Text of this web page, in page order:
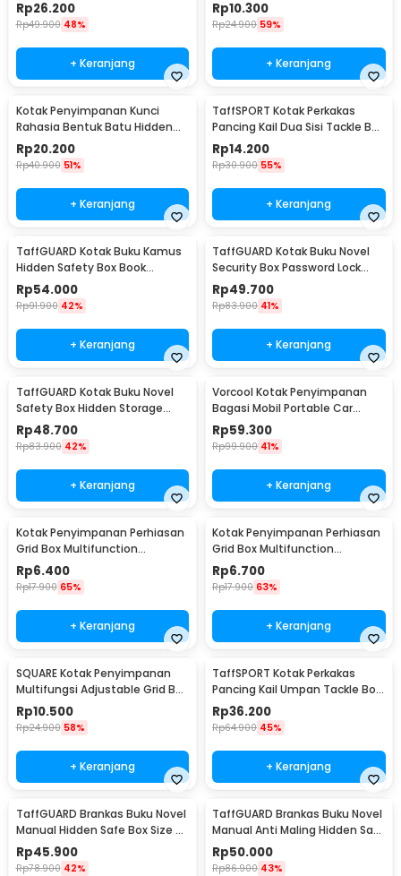
Rp26.200
Rp49.900 48%
+ Keranjang
Rp10.300
Rp24.900 59%
+ Keranjang
Kotak Penyimpanan Kunci
Rahasia Bentuk Batu Hidden
Key Box - B0521
Rp20.200
Rp40.900 51%
+ Keranjang
TaffSPORT Kotak Perkakas
Pancing Kail Dua Sisi Tackle Box
14 Grid - LX01
Rp14.200
Rp30.900 55%
+ Keranjang
TaffGUARD Kotak Buku Kamus
Hidden Safety Box Book
Password Lock Size S - KB-10P
Rp54.000
Rp91.900 42%
+ Keranjang
TaffGUARD Kotak Buku Novel
Security Box Password Lock
Size S - KB-20P
Rp49.700
Rp83.900 41%
+ Keranjang
TaffGUARD Kotak Buku Novel
Safety Box Hidden Storage
Password Lock - KB-30P
Rp48.700
Rp83.900 42%
+ Keranjang
Vorcool Kotak Penyimpanan
Bagasi Mobil Portable Car
Storage Box 25 L - VL25
Rp59.300
Rp99.900 41%
+ Keranjang
Kotak Penyimpanan Perhiasan
Grid Box Multifunction
Organizer 24 Slot - J13/J24
Rp6.400
Rp17.900 65%
+ Keranjang
Kotak Penyimpanan Perhiasan
Grid Box Multifunction
Organizer 13 Slot - J13/J24
Rp6.700
Rp17.900 63%
+ Keranjang
SQUARE Kotak Penyimpanan
Multifungsi Adjustable Grid Box
24 Slot - J24D
Rp10.500
Rp24.900 58%
+ Keranjang
TaffSPORT Kotak Perkakas
Pancing Kail Umpan Tackle Box
14 Grid - LYH-1017
Rp36.200
Rp64.900 45%
+ Keranjang
TaffGUARD Brankas Buku Novel
Manual Hidden Safe Box Size S
- KB-20L
Rp45.900
Rp78.900 42%
TaffGUARD Brankas Buku Novel
Manual Anti Maling Hidden Safe
Box Size S - KB-20L
Rp50.000
Rp86.900 43%